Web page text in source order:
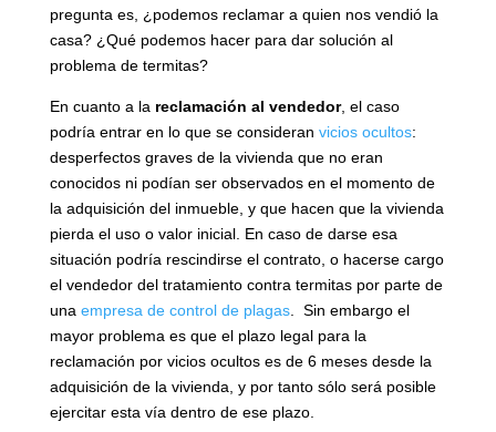
pregunta es, ¿podemos reclamar a quien nos vendió la
casa? ¿Qué podemos hacer para dar solución al
problema de termitas?
En cuanto a la reclamación al vendedor, el caso
podría entrar en lo que se consideran vicios ocultos:
desperfectos graves de la vivienda que no eran
conocidos ni podían ser observados en el momento de
la adquisición del inmueble, y que hacen que la vivienda
pierda el uso o valor inicial. En caso de darse esa
situación podría rescindirse el contrato, o hacerse cargo
el vendedor del tratamiento contra termitas por parte de
una empresa de control de plagas. Sin embargo el
mayor problema es que el plazo legal para la
reclamación por vicios ocultos es de 6 meses desde la
adquisición de la vivienda, y por tanto sólo será posible
ejercitar esta vía dentro de ese plazo.